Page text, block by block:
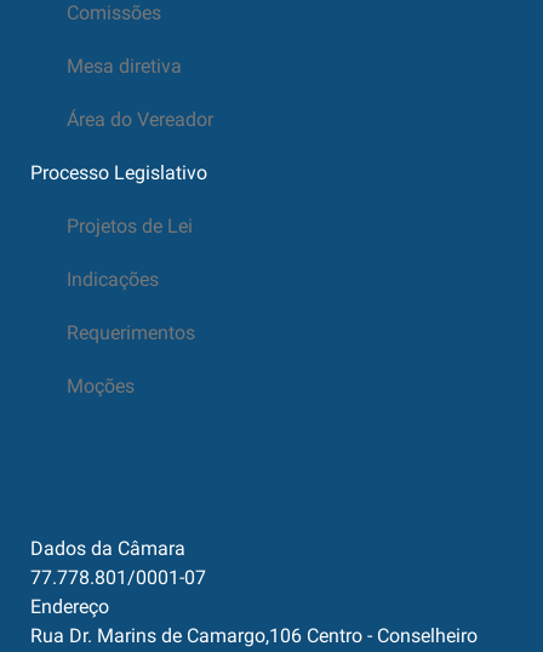
Comissões
Mesa diretiva
Área do Vereador
Processo Legislativo
Projetos de Lei
Indicações
Requerimentos
Moções
Dados da Câmara
77.778.801/0001-07
Endereço
Rua Dr. Marins de Camargo,106 Centro - Conselheiro